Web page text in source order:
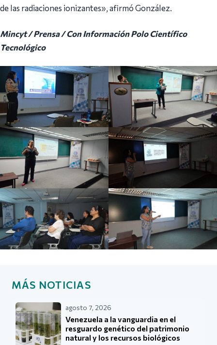
de las radiaciones ionizantes», afirmó González.
Mincyt / Prensa / Con Información Polo Científico
Tecnológico
MÁS NOTICIAS
agosto 7, 2026
Venezuela a la vanguardia en el
resguardo genético del patrimonio
natural y los recursos biológicos